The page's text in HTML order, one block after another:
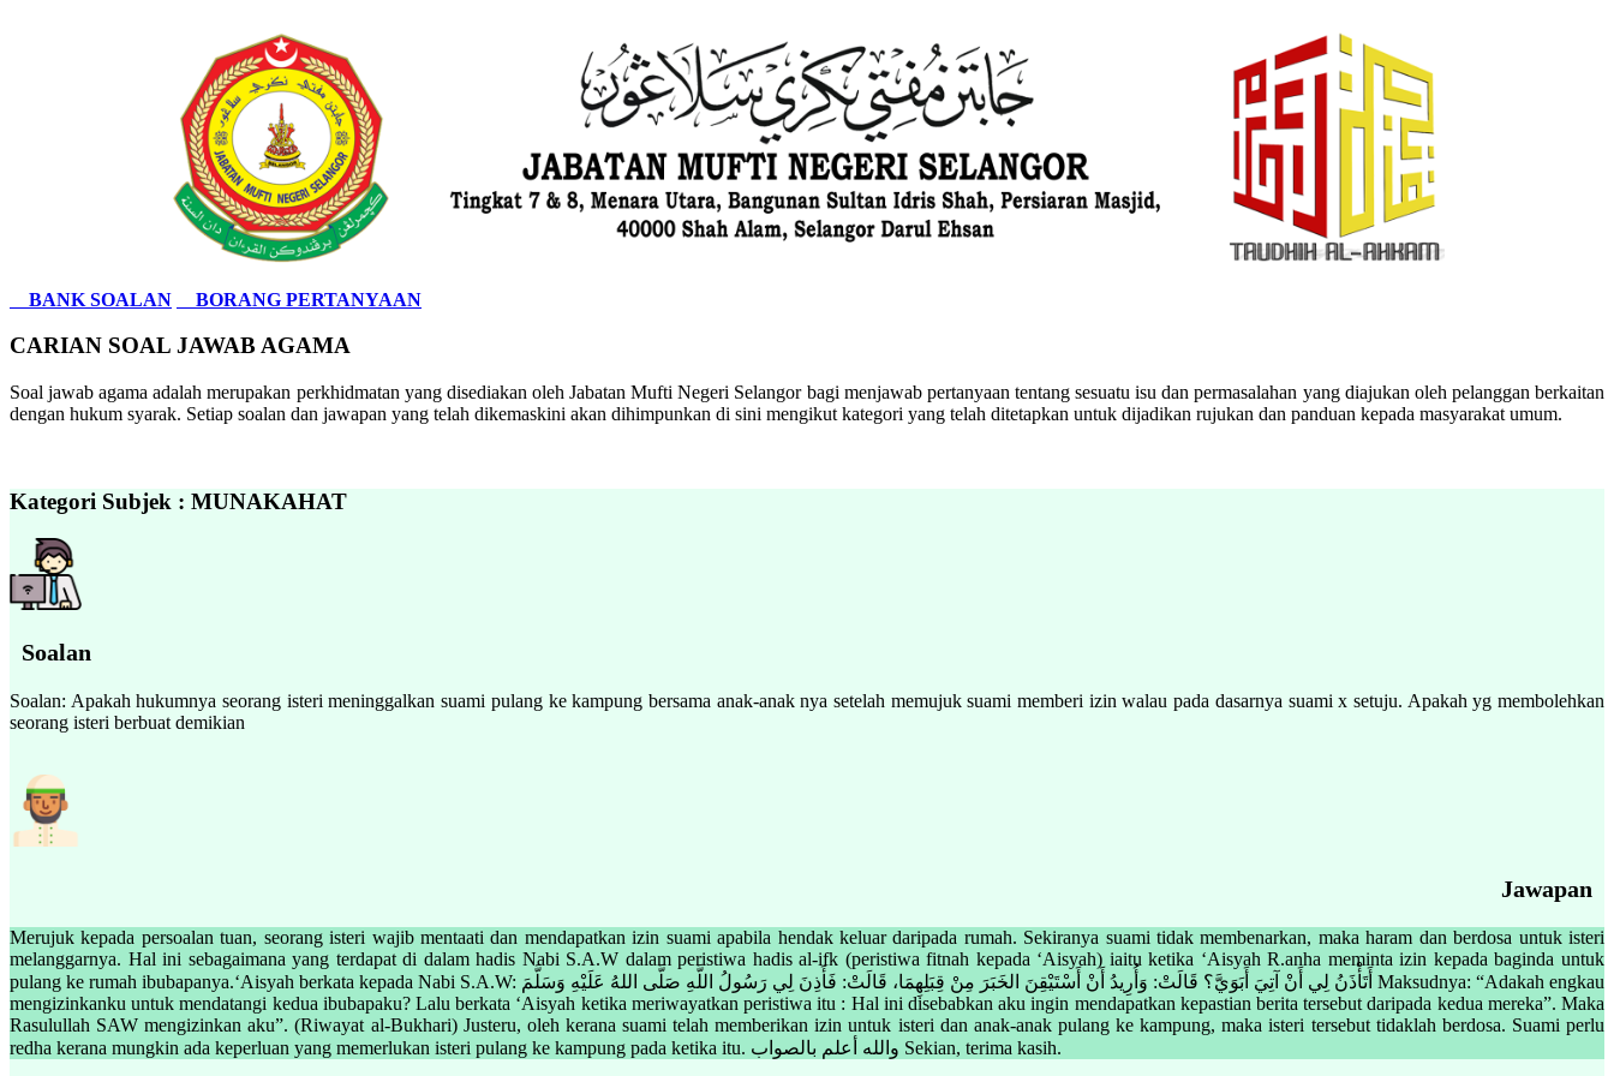
BANK SOALAN BORANG PERTANYAAN
CARIAN SOAL JAWAB AGAMA
Soal jawab agama adalah merupakan perkhidmatan yang disediakan oleh Jabatan Mufti Negeri Selangor bagi menjawab pertanyaan tentang sesuatu isu dan permasalahan yang diajukan oleh pelanggan berkaitan
dengan hukum syarak. Setiap soalan dan jawapan yang telah dikemaskini akan dihimpunkan di sini mengikut kategori yang telah ditetapkan untuk dijadikan rujukan dan panduan kepada masyarakat umum.
Kategori Subjek : MUNAKAHAT
Soalan
Soalan: Apakah hukumnya seorang isteri meninggalkan suami pulang ke kampung bersama anak-anak nya setelah memujuk suami memberi izin walau pada dasarnya suami x setuju. Apakah yg membolehkan
seorang isteri berbuat demikian
Jawapan
Merujuk kepada persoalan tuan, seorang isteri wajib mentaati dan mendapatkan izin suami apabila hendak keluar daripada rumah. Sekiranya suami tidak membenarkan, maka haram dan berdosa untuk isteri
melanggarnya. Hal ini sebagaimana yang terdapat di dalam hadis Nabi S.A.W dalam peristiwa hadis al-ifk (peristiwa fitnah kepada ‘Aisyah) iaitu ketika ‘Aisyah R.anha meminta izin kepada baginda untuk
pulang ke rumah ibubapanya.‘Aisyah berkata kepada Nabi S.A.W: أَتَأْذَنُ لِي أَنْ آتِيَ أَبَوَيَّ؟ قَالَتْ: وَأُرِيدُ أَنْ أَسْتَيْقِنَ الخَبَرَ مِنْ قِبَلِهِمَا، قَالَتْ: فَأَذِنَ لِي رَسُولُ اللَّهِ صَلَّى اللهُ عَلَيْهِ وَسَلَّمَ Maksudnya: “Adakah engkau
mengizinkanku untuk mendatangi kedua ibubapaku? Lalu berkata ‘Aisyah ketika meriwayatkan peristiwa itu : Hal ini disebabkan aku ingin mendapatkan kepastian berita tersebut daripada kedua mereka”. Maka
Rasulullah SAW mengizinkan aku”. (Riwayat al-Bukhari) Justeru, oleh kerana suami telah memberikan izin untuk isteri dan anak-anak pulang ke kampung, maka isteri tersebut tidaklah berdosa. Suami perlu
redha kerana mungkin ada keperluan yang memerlukan isteri pulang ke kampung pada ketika itu. والله أعلم بالصواب Sekian, terima kasih.